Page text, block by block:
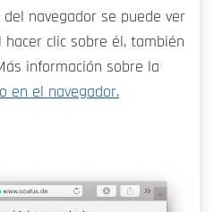
navegador se puede ver
hacer clic sobre él, también
información sobre la
en el navegador.